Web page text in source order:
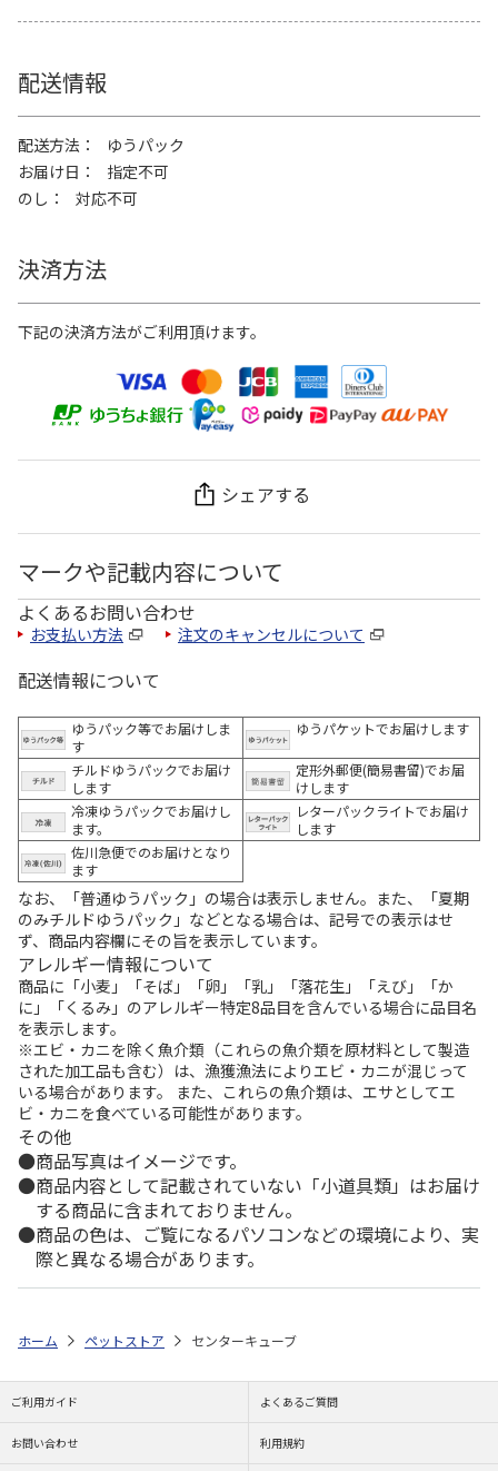
配送情報
配送方法
ゆうパック
お届け日
指定不可
のし
対応不可
決済方法
下記の決済方法がご利用頂けます。
シェアする
マークや記載内容について
よくあるお問い合わせ
お支払い方法 注文のキャンセルについて
配送情報について
ゆうパック等でお届けしま
す
ゆうパケットでお届けします
チルドゆうパックでお届け
します
定形外郵便(簡易書留)でお届
けします
冷凍ゆうパックでお届けし
ます。
レターパックライトでお届け
します
佐川急便でのお届けとなり
ます
なお、「普通ゆうパック」の場合は表示しません。また、「夏期
のみチルドゆうパック」などとなる場合は、記号での表示はせ
ず、商品内容欄にその旨を表示しています。
アレルギー情報について
商品に「小麦」「そば」「卵」「乳」「落花生」「えび」「か
に」「くるみ」のアレルギー特定8品目を含んでいる場合に品目名
を表示します。
※エビ・カニを除く魚介類（これらの魚介類を原材料として製造
された加工品も含む）は、漁獲漁法によりエビ・カニが混じって
いる場合があります。 また、これらの魚介類は、エサとしてエ
ビ・カニを食べている可能性があります。
その他
商品写真はイメージです。
商品内容として記載されていない「小道具類」はお届け
する商品に含まれておりません。
商品の色は、ご覧になるパソコンなどの環境により、実
際と異なる場合があります。
ホーム ペットストア センターキューブ
ご利用ガイド よくあるご質問
お問い合わせ 利用規約